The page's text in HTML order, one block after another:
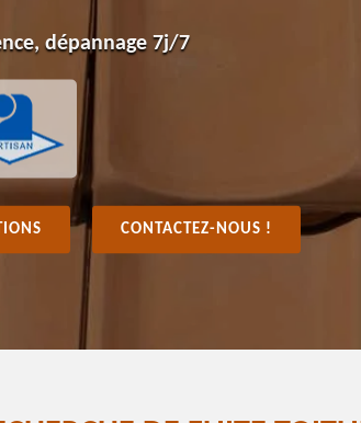
dépannage 7j/7
CONTACTEZ-NOUS !